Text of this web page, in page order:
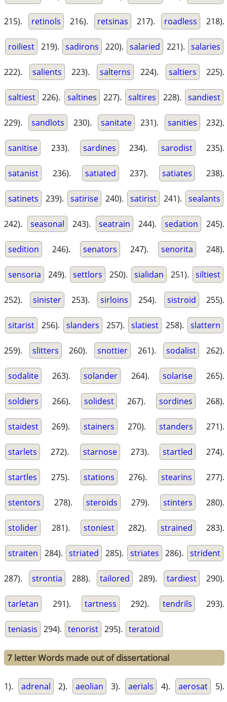
215). retinols 216). retsinas 217). roadless 218).
roiliest 219). sadirons 220). salaried 221). salaries
222). salients 223). salterns 224). saltiers 225).
saltiest 226). saltines 227). saltires 228). sandiest
229). sandlots 230). sanitate 231). sanities 232).
sanitise 233). sardines 234). sarodist 235).
satanist 236). satiated 237). satiates 238).
satinets 239). satirise 240). satirist 241). sealants
242). seasonal 243). seatrain 244). sedation 245).
sedition 246). senators 247). senorita 248).
sensoria 249). settlors 250). sialidan 251). siltiest
252). sinister 253). sirloins 254). sistroid 255).
sitarist 256). slanders 257). slatiest 258). slattern
259). slitters 260). snottier 261). sodalist 262).
sodalite 263). solander 264). solarise 265).
soldiers 266). solidest 267). sordines 268).
staidest 269). stainers 270). standers 271).
starlets 272). starnose 273). startled 274).
startles 275). stations 276). stearins 277).
stentors 278). steroids 279). stinters 280).
stolider 281). stoniest 282). strained 283).
straiten 284). striated 285). striates 286). strident
287). strontia 288). tailored 289). tardiest 290).
tarletan 291). tartness 292). tendrils 293).
teniasis 294). tenorist 295). teratoid
7 letter Words made out of dissertational
1). adrenal 2). aeolian 3). aerials 4). aerosat 5).